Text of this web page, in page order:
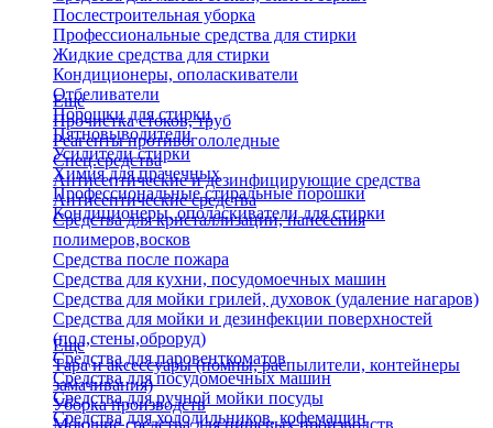
Послестроительная уборка
Профессиональные средства для стирки
Жидкие средства для стирки
Кондиционеры, ополаскиватели
Отбеливатели
Порошки для стирки
Пятновыводители
Усилители стирки
Химия для прачечных
Профессиональные стиральные порошки
Кондиционеры, ополаскиватели для стирки
Еще
Прочистка стоков, труб
Реагенты противогололедные
Спец.средства
Антисептические и дезинфицирующие средства
Антисептические средства
Средства для кристаллизации, нанесения
полимеров,восков
Средства после пожара
Средства для кухни, посудомоечных машин
Средства для мойки грилей, духовок (удаление нагаров)
Средства для мойки и дезинфекции поверхностей
(пол,стены,оброруд)
Средства для паровенткоматов
Средства для посудомоечных машин
Средства для ручной мойки посуды
Средства для холодильников, кофемашин
Еще
Тара и аксессуары (помпы, распылители, контейнеры
замачивания)
Уборка производств
Моющие средства для пищевых производств